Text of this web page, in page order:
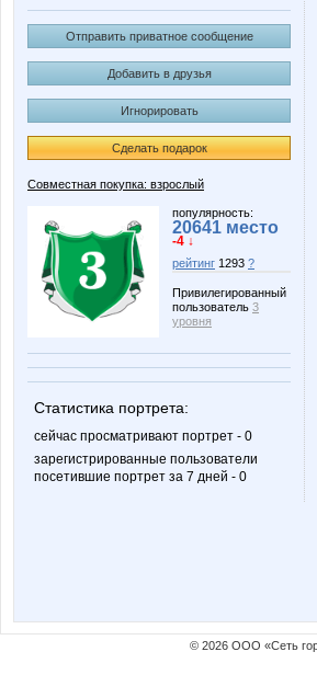
Отправить приватное сообщение
Добавить в друзья
Игнорировать
Сделать подарок
Совместная покупка: взрослый
популярность:
20641 место
-4 ↓
рейтинг 1293 ?
Привилегированный
пользователь 3
уровня
Статистика портрета:
сейчас просматривают портрет - 0
зарегистрированные пользователи
посетившие портрет за 7 дней - 0
© 2026 ООО «Сеть